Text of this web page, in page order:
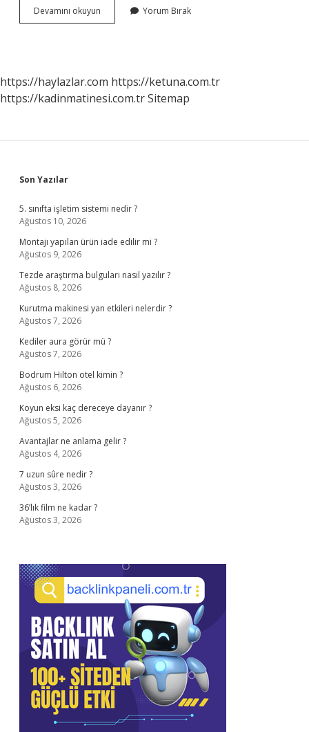
Devamını okuyun Salonda
Ayna
Yorum Bırak
https://haylazlar.com https://ketuna.com.tr
https://kadinmatinesi.com.trSitemap
Sidebar
Son Yazılar
5. sınıfta işletim sistemi nedir ?
Ağustos 10, 2026
Montajı yapılan ürün iade edilir mi ?
Ağustos 9, 2026
Tezde araştırma bulguları nasıl yazılır ?
Ağustos 8, 2026
Kurutma makinesi yan etkileri nelerdir ?
Ağustos 7, 2026
Kediler aura görür mü ?
Ağustos 7, 2026
Bodrum Hilton otel kimin ?
Ağustos 6, 2026
Koyun eksi kaç dereceye dayanır ?
Ağustos 5, 2026
Avantajlar ne anlama gelir ?
Ağustos 4, 2026
7 uzun sûre nedir ?
Ağustos 3, 2026
36’lık film ne kadar ?
Ağustos 3, 2026